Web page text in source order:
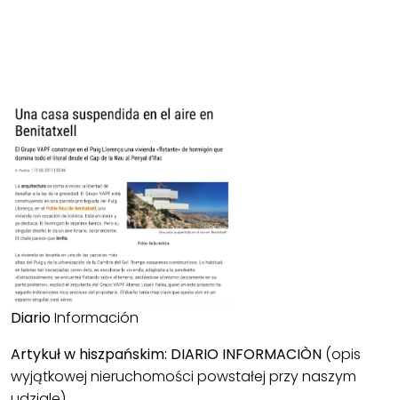
DiarioInformación
Artykuł w hiszpańskim: DIARIO INFORMACIÒN (opis
wyjątkowej nieruchomości powstałej przy naszym